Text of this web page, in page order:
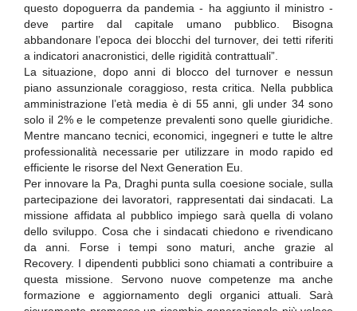
questo dopoguerra da pandemia - ha aggiunto il ministro -
deve partire dal capitale umano pubblico. Bisogna
abbandonare l’epoca dei blocchi del turnover, dei tetti riferiti
a indicatori anacronistici, delle rigidità contrattuali”.
La situazione, dopo anni di blocco del turnover e nessun
piano assunzionale coraggioso, resta critica. Nella pubblica
amministrazione l’età media è di 55 anni, gli under 34 sono
solo il 2% e le competenze prevalenti sono quelle giuridiche.
Mentre mancano tecnici, economici, ingegneri e tutte le altre
professionalità necessarie per utilizzare in modo rapido ed
efficiente le risorse del Next Generation Eu.
Per innovare la Pa, Draghi punta sulla coesione sociale, sulla
partecipazione dei lavoratori, rappresentati dai sindacati. La
missione affidata al pubblico impiego sarà quella di volano
dello sviluppo. Cosa che i sindacati chiedono e rivendicano
da anni. Forse i tempi sono maturi, anche grazie al
Recovery. I dipendenti pubblici sono chiamati a contribuire a
questa missione. Servono nuove competenze ma anche
formazione e aggiornamento degli organici attuali. Sarà